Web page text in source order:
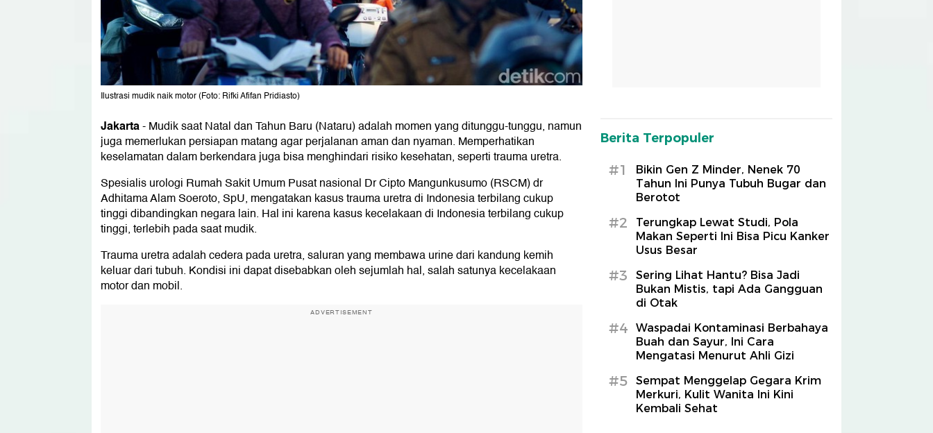
Ilustrasi mudik naik motor (Foto: Rifki Afifan Pridiasto)
Jakarta-Mudik saat Natal dan Tahun Baru (Nataru) adalah momen yang ditunggu-tunggu, namun
juga memerlukan persiapan matang agar perjalanan aman dan nyaman. Memperhatikan
keselamatan dalam berkendara juga bisa menghindari risiko kesehatan, seperti trauma uretra.
Spesialis urologi Rumah Sakit Umum Pusat nasional Dr Cipto Mangunkusumo (RSCM) dr
Adhitama Alam Soeroto, SpU, mengatakan kasus trauma uretra di Indonesia terbilang cukup
tinggi dibandingkan negara lain. Hal ini karena kasus kecelakaan di Indonesia terbilang cukup
tinggi, terlebih pada saat mudik.
Trauma uretra adalah cedera pada uretra, saluran yang membawa urine dari kandung kemih
keluar dari tubuh. Kondisi ini dapat disebabkan oleh sejumlah hal, salah satunya kecelakaan
motor dan mobil.
ADVERTISEMENT
Berita Terpopuler
#1
Bikin Gen Z Minder, Nenek 70
Tahun Ini Punya Tubuh Bugar dan
Berotot
#2
Terungkap Lewat Studi, Pola
Makan Seperti Ini Bisa Picu Kanker
Usus Besar
#3
Sering Lihat Hantu? Bisa Jadi
Bukan Mistis, tapi Ada Gangguan
di Otak
#4
Waspadai Kontaminasi Berbahaya
Buah dan Sayur, Ini Cara
Mengatasi Menurut Ahli Gizi
#5
Sempat Menggelap Gegara Krim
Merkuri, Kulit Wanita Ini Kini
Kembali Sehat